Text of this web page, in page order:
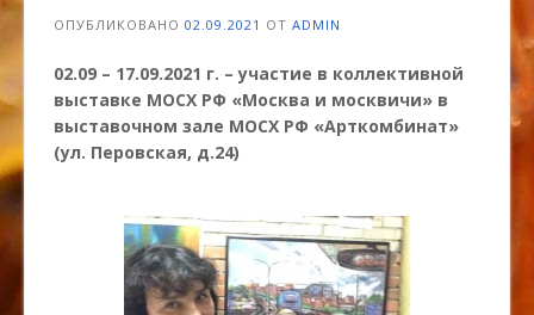
ОПУБЛИКОВАНО 02.09.2021 ОТ ADMIN
02.09 – 17.09.2021 г. – участие в коллективной
выставке МОСХ РФ «Москва и москвичи» в
выставочном зале МОСХ РФ «Арткомбинат»
(ул. Перовская, д.24)